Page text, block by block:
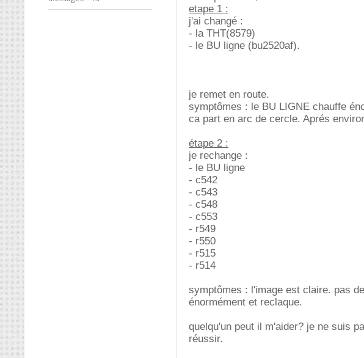
etape 1 :
j'ai changé :
- la THT(8579)
- le BU ligne (bu2520af).
je remet en route.
symptômes : le BU LIGNE chauffe
ca part en arc de cercle. Aprés
étape 2 :
je rechange :
- le BU ligne
- c542
- c543
- c548
- c553
- r549
- r550
- r515
- r514
symptômes : l'image est claire. pas
énormément et reclaque.
quelqu'un peut il m'aider? je ne suis
réussir.